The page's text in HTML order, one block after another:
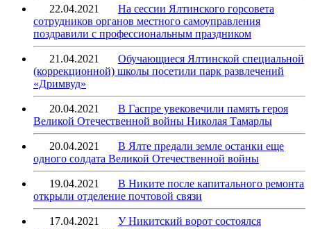
22.04.2021
На сессии Ялтинского горсовета
сотрудников органов местного самоуправления
поздравили с профессиональным праздником
21.04.2021
Обучающиеся Ялтинской специальной
(коррекционной) школы посетили парк развлечений
«Дримвуд»
20.04.2021
В Гаспре увековечили память героя
Великой Отечественной войны Николая Тамарлы
20.04.2021
В Ялте предали земле останки еще
одного солдата Великой Отечественной войны
19.04.2021
В Никите после капитального ремонта
открыли отделение почтовой связи
17.04.2021
У Никитский ворот состоялся